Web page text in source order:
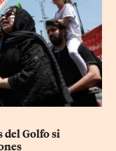
del Golfo si